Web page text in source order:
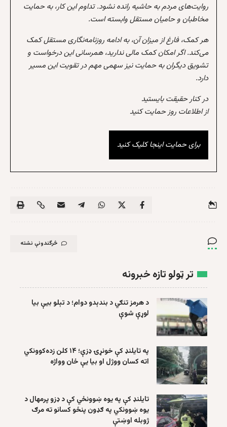
روایت‌های مردم به حاشیه رانده نشود. تداوم این کار، به حمایت
مخاطبان و حامیان مستقل وابسته است.
هر کمک، فارغ از میزان آن، به ادامه روزنامه‌نگاری مستقل کمک
می‌کند. اگر امکان کمک مالی ندارید، همرسانی این درخواست و
تشویق دیگران به حمایت نیز سهمی مهم در تقویت این مسیر
دارد.
در کنار حقیقت بایستید
از اطلاعات روز حمایت کنید
برای حمایت اینجا کلیک کنید
څرگندونې نشته
تر ټولو تازه خبرونه
د هرمز تنګي د بندېدو دوام؛ د تېلو بیې بیا
لوړې شوې
په تایلنډ کې خونړۍ ډزې؛ ۱۴ کلن زده‌کوونکي
اته کسان ووژل او بیا یې ځان وواژه
تایلنډ کې په یوه ښوونځي کې د ډزو پرمهال د
یوه ښوونکي په ګډون پنځو کسانو ته مرګ
ژوبله اوښتې